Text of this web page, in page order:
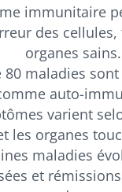
immunitaire
des cellules,
organes sains.
80 maladies
auto-
varient
les organes
maladies
et